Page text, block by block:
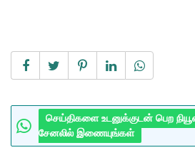
செய்திகளை உடனுக்குடன் பெற
சேனலில் இணையுங்கள்